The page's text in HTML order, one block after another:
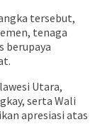
tersebut,
tenaga
berupaya
Utara,
serta Wali
apresiasi atas